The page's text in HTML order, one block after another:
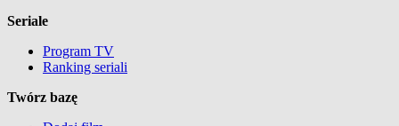
Seriale
Program TV
Ranking seriali
Twórz bazę